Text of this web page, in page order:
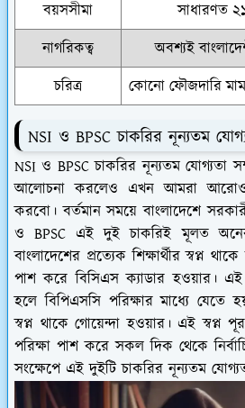
বয়সসীমা সাধারণত
নাগরিকত্ব অবশ্যই
চরিত্র কোনো ফৌজদারি
NSI ও BPSC চাকরির নূন্যতম
NSI ও BPSC চাকরির নূন্যতম যোগ্যতা
আলোচনা করলেও এখন আমরা আরোও
করবো। বর্তমান সময়ে বাংলাদেশে
ও BPSC এই দুই চাকরিই মূলত
বাংলাদেশের প্রত্যেক শিক্ষার্থীর স্বপ্ন
পাশ করে বিসিএস ক্যাডার হওয়ার।
হলে বিপিএসসি পরিক্ষার মাধ্যে যেতে
স্বপ্ন থাকে গোয়েন্দা হওয়ার। এই
পরিক্ষা পাশ করে সকল দিক থেকে
সংক্ষেপে এই দুইটি চাকরির নূন্যতম